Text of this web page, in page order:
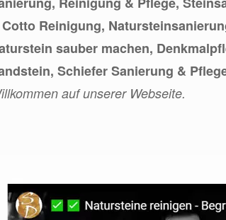
Reinigung,
sauber machen,
Schiefer Sanierung &
auf unserer Webseite.